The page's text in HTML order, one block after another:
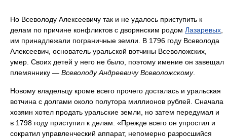
Но Всеволоду Алексеевичу так и не удалось приступить к
делам по причине конфликтов с дворянским родом Лазаревых
им принадлежали пограничные земли. В 1796 году Всеволода
Алексеевич, основатель уральской вотчины Всеволожских,
умер. Своих детей у него не было, поэтому имение он завещал
племяннику — Всеволоду Андреевичу Всеволожскому.
Новому владельцу кроме всего прочего досталась и уральская
вотчина с долгами около полутора миллионов рублей. Сначала
хозяин хотел продать уральские земли, но затем передумал и
в 1798 году приступил к делам. «Прежде всего он упростил и
сократил управленческий аппарат, непомерно разросшийся